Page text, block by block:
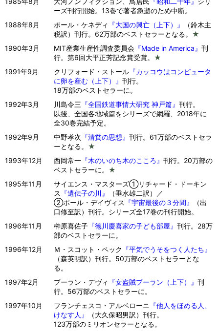
ーズ刊行開始。13巻で著者急逝のため中断。
1988年8月
ポール・ケネディ 『大国の興亡（上下）』
（鈴木主
税訳）刊行。62万部のベストセラーとなる。 ★
1990年3月
MIT産業生産性調査委員会 『Made in America』 刊
行。第6回大平正芳記念賞受賞。 ★
1991年9月
クリフォード・ストール 『カッコウはコンピュータ
に卵を産む（上下）』 刊行。
18万部のベストセラーに。
1992年3月
川島令三 『全国鉄道事情大研究 神戸篇』 刊行。
以後、全国各地域篇をシリーズで網羅、2018年に
全30巻完結予定。
1992年9月
中野孝次 『清貧の思想』 刊行。61万部のベストセラ
ーとなる。 ★
1993年12月
西岡常一 『木のいのち木のこころ』 刊行。20万部の
ベストセラーに。 ★
1995年11月
サイエンス・マスターズ①リチャード・ドーキン
ス 『遺伝子の川』
（垂水雄二訳）／
②ポール・デイヴィス 『宇宙最後の３分間』
（出
口修至訳）刊行。シリーズ全17巻の刊行開始。
1996年11月
榊原喜佐子 『徳川慶喜家の子ども部屋』 刊行。28万
部のベストセラーに。
1996年12月
Ｍ・スコット・ペック 『平気でうそをつく人たち』
（森英明訳）刊行。50万部のベストセラーとな
る。
1997年2月
プーラン・デヴィ 『女盗賊プーラン（上下）』 刊
行。56万部のベストセラーに。
1997年10月
フランチェスコ・アルベローニ 『他人をほめる人、
けなす人』
（大久保昭男訳）刊行。
123万部のミリオンセラーとなる。